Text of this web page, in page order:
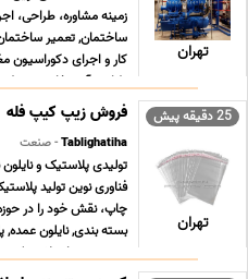
تهران
زمینه مشاوره، طراحی،
ساختمان, تعمیر
کار و اجرای دکوراسیون
طراحی آشپزخانه,
25 دقیقه پیش
تهران
فروش زیپ کیپ فله
Tablighatiha- صنعت
تولیدی پلاستیک و نایلون
فناوری نوین تولید
چاپ، نقش خود را در
بسته بندی, نایلون
بندی زیپ دار, پلاستیک